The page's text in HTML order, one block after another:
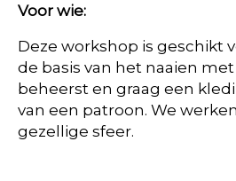
Voor wie:
Deze workshop is geschikt
de basis van het naaien
beheerst en graag een
van een patroon. We
gezellige sfeer.